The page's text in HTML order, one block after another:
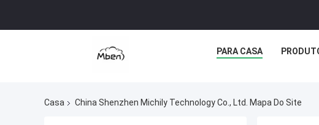
PARA CASA
Casa China Shenzhen Michily Technology Co., Ltd. Mapa Do Site